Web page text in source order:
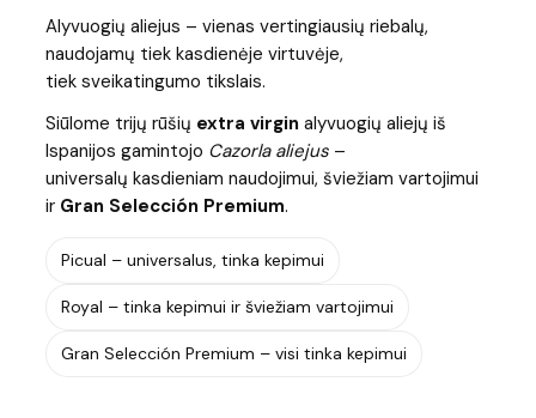
Alyvuogių aliejus – vienas vertingiausių riebalų,
naudojamų tiek kasdienėje virtuvėje,
tiek sveikatingumo tikslais.
Siūlome trijų rūšių extra virgin alyvuogių aliejų iš
Ispanijos gamintojo Cazorla aliejus –
universalų kasdieniam naudojimui, šviežiam vartojimui
ir Gran Selección Premium.
Picual – universalus, tinka kepimui
Royal – tinka kepimui ir šviežiam vartojimui
Gran Selección Premium – visi tinka kepimui